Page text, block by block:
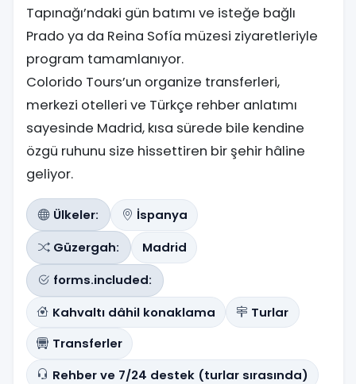
Tapınağı’ndaki gün batımı ve isteğe bağlı
Prado ya da Reina Sofía müzesi ziyaretleriyle
program tamamlanıyor.
Colorido Tours’un organize transferleri,
merkezi otelleri ve Türkçe rehber anlatımı
sayesinde Madrid, kısa sürede bile kendine
özgü ruhunu size hissettiren bir şehir hâline
geliyor.
Ülkeler:
İspanya
Güzergah:
Madrid
forms.included:
Kahvaltı dâhil konaklama
Turlar
Transferler
Rehber ve 7/24 destek (turlar sırasında)